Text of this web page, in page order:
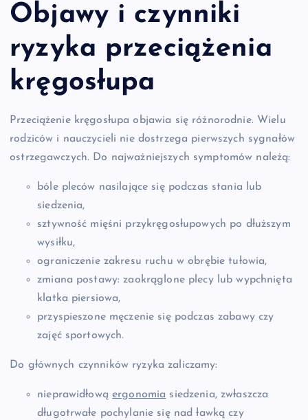
Objawy i czynniki
ryzyka przeciążenia
kręgosłupa
Przeciążenie kręgosłupa objawia się różnorodnie. Wielu
rodziców i nauczycieli nie dostrzega pierwszych sygnałów
ostrzegawczych. Do najważniejszych symptomów należą:
bóle pleców nasilające się podczas stania lub
siedzenia,
sztywność mięśni przykręgosłupowych po dłuższym
wysiłku,
ograniczenie zakresu ruchu w obrębie tułowia,
zmiana postawy: zaokrąglone plecy lub wypchnięta
klatka piersiowa,
przyspieszone męczenie się podczas zabawy czy
zajęć sportowych.
Do głównych czynników ryzyka zaliczamy:
nieprawidłowąergonomia siedzenia, zwłaszcza
długotrwałe pochylanie się nad ławką czy